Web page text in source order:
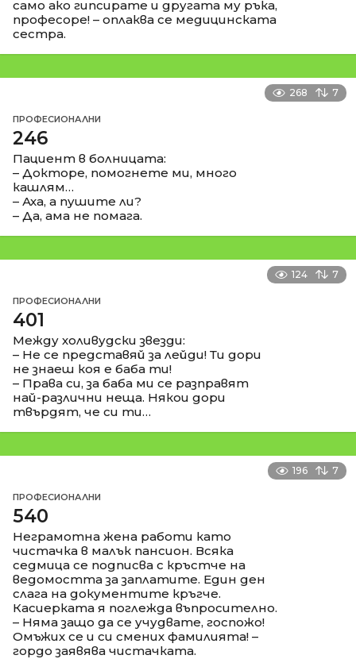
само ако гипсирате и другата му ръка,
професоре! – оплаква се медицинската
сестра.
268 7
ПРОФЕСИОНАЛНИ
246
Пациент в болницата:
– Докторе, помогнете ми, много
кашлям…
– Аха, а пушите ли?
– Да, ама не помага.
124 7
ПРОФЕСИОНАЛНИ
401
Между холивудски звезди:
– Не се представяй за лейди! Ти дори
не знаеш коя е баба ти!
– Права си, за баба ми се разправят
най-различни неща. Някои дори
твърдят, че си ти…
196 7
ПРОФЕСИОНАЛНИ
540
Неграмотна жена работи като
чистачка в малък пансион. Всяка
седмица се подписва с кръстче на
ведомостта за заплатите. Един ден
слага на документите кръгче.
Касиерката я поглежда въпросително.
– Няма защо да се учудвате, госпожо!
Омъжих се и си смених фамилията! –
гордо заявява чистачката.